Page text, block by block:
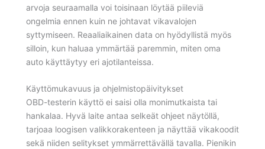
arvoja seuraamalla voi toisinaan löytää piileviä
ongelmia ennen kuin ne johtavat vikavalojen
syttymiseen. Reaaliaikainen data on hyödyllistä myös
silloin, kun haluaa ymmärtää paremmin, miten oma
auto käyttäytyy eri ajotilanteissa.
Käyttömukavuus ja ohjelmistopäivitykset
OBD-testerin käyttö ei saisi olla monimutkaista tai
hankalaa. Hyvä laite antaa selkeät ohjeet näytöllä,
tarjoaa loogisen valikkorakenteen ja näyttää vikakoodit
sekä niiden selitykset ymmärrettävällä tavalla. Pienikin